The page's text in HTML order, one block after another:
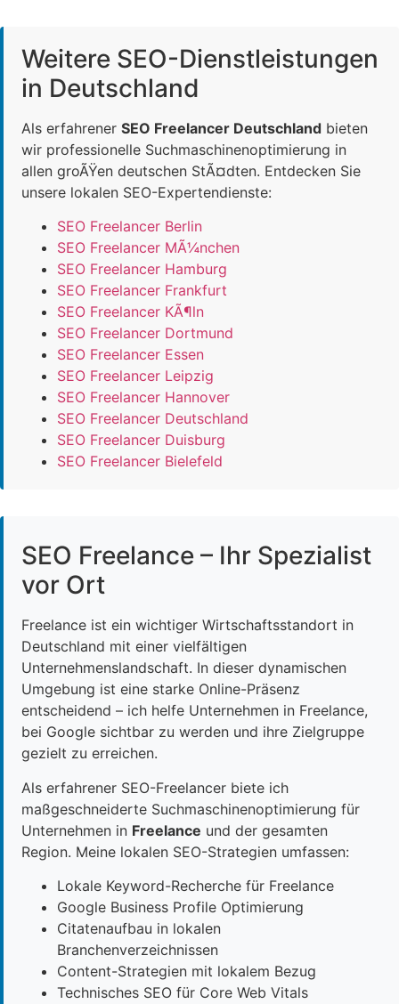
Weitere SEO-Dienstleistungen
in Deutschland
Als erfahrener SEO Freelancer Deutschland bieten
wir professionelle Suchmaschinenoptimierung in
allen groÃŸen deutschen StÃ¤dten. Entdecken Sie
unsere lokalen SEO-Expertendienste:
SEO Freelancer Berlin
SEO Freelancer MÃ¼nchen
SEO Freelancer Hamburg
SEO Freelancer Frankfurt
SEO Freelancer KÃ¶ln
SEO Freelancer Dortmund
SEO Freelancer Essen
SEO Freelancer Leipzig
SEO Freelancer Hannover
SEO Freelancer Deutschland
SEO Freelancer Duisburg
SEO Freelancer Bielefeld
SEO Freelance – Ihr Spezialist
vor Ort
Freelance ist ein wichtiger Wirtschaftsstandort in
Deutschland mit einer vielfältigen
Unternehmenslandschaft. In dieser dynamischen
Umgebung ist eine starke Online-Präsenz
entscheidend – ich helfe Unternehmen in Freelance,
bei Google sichtbar zu werden und ihre Zielgruppe
gezielt zu erreichen.
Als erfahrener SEO-Freelancer biete ich
maßgeschneiderte Suchmaschinenoptimierung für
Unternehmen in Freelance und der gesamten
Region. Meine lokalen SEO-Strategien umfassen:
Lokale Keyword-Recherche für Freelance
Google Business Profile Optimierung
Citatenaufbau in lokalen
Branchenverzeichnissen
Content-Strategien mit lokalem Bezug
Technisches SEO für Core Web Vitals